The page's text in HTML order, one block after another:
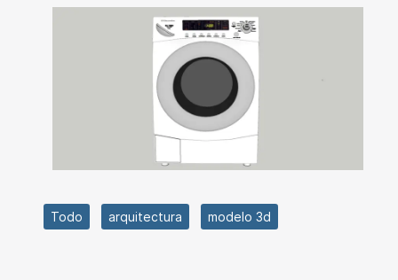
Todo arquitectura modelo 3d